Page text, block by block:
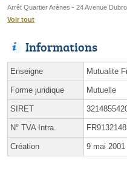
Arrêt Quartier Arènes - 24 Avenue
Voir tout
Informations
Enseigne Mutualite
Forme juridique Mutuelle
SIRET
N° TVA Intra.
Création 9 mai 2001